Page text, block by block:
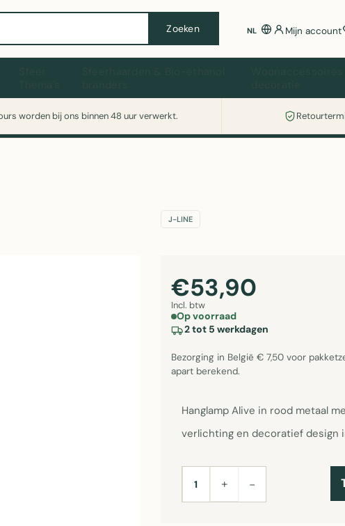
Zoeken NL Mijn account
worden bij ons binnen 48 uur verwerkt.
nodig? Vergelijk alle prijzen op Witgoedaanbod.nl
J-LINE
€53,90
Incl. btw
Op voorraad
2 tot 5 werkdagen
Bezorging in België € 7,50 voor
apart berekend.
Hanglamp Alive in rood metaal
verlichting en decoratief design
AANTAL+ −